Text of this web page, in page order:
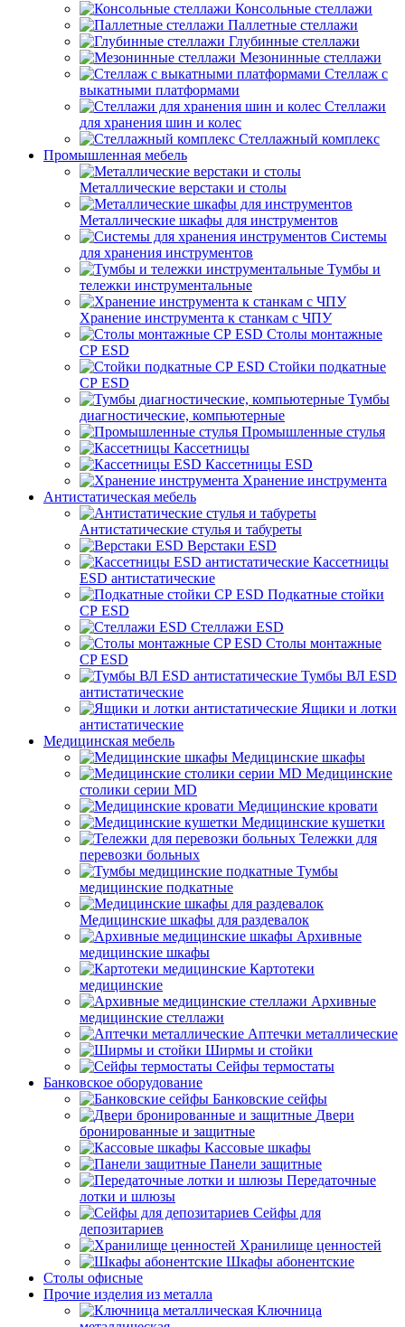
Консольные стеллажи
Паллетные стеллажи
Глубинные стеллажи
Мезонинные стеллажи
Стеллаж с
выкатными платформами
Стеллажи
для хранения шин и колес
Стеллажный комплекс
Промышленная мебель
Металлические верстаки и столы
Металлические шкафы для инструментов
Системы
для хранения инструментов
Тумбы и
тележки инструментальные
Хранение инструмента к станкам с ЧПУ
Столы монтажные
СР ESD
Стойки подкатные
СР ESD
Тумбы
диагностические, компьютерные
Промышленные стулья
Кассетницы
Кассетницы ESD
Хранение инструмента
Антистатическая мебель
Антистатические стулья и табуреты
Верстаки ESD
Кассетницы
ESD антистатические
Подкатные стойки
СР ESD
Стеллажи ESD
Столы монтажные
CP ESD
Тумбы ВЛ ESD
антистатические
Ящики и лотки
антистатические
Медицинская мебель
Медицинские шкафы
Медицинские
столики серии MD
Медицинские кровати
Медицинские кушетки
Тележки для
перевозки больных
Тумбы
медицинские подкатные
Медицинские шкафы для раздевалок
Архивные
медицинские шкафы
Картотеки
медицинские
Архивные
медицинские стеллажи
Аптечки металлические
Ширмы и стойки
Сейфы термостаты
Банковское оборудование
Банковские сейфы
Двери
бронированные и защитные
Кассовые шкафы
Панели защитные
Передаточные
лотки и шлюзы
Сейфы для
депозитариев
Хранилище ценностей
Шкафы абонентские
Столы офисные
Прочие изделия из металла
Ключница